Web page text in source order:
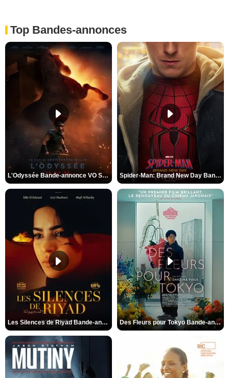
Top Bandes-annonces
L'Odyssée Bande-annonce VO STFR Spider-Man: Brand New Day Bande-annonce VO STFR
Les Silences de Riyad Bande-annonce VO STFR Des Fleurs pour Tokyo Bande-annonce VO STFR